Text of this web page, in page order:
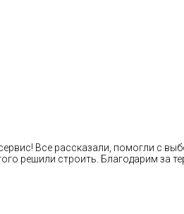
Все рассказали, помогли с
решили строить. Благодарим за